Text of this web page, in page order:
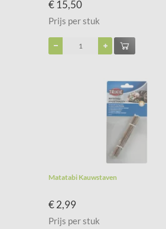
€ 15,50
Prijs per stuk
Matatabi Kauwstaven
€ 2,99
Prijs per stuk